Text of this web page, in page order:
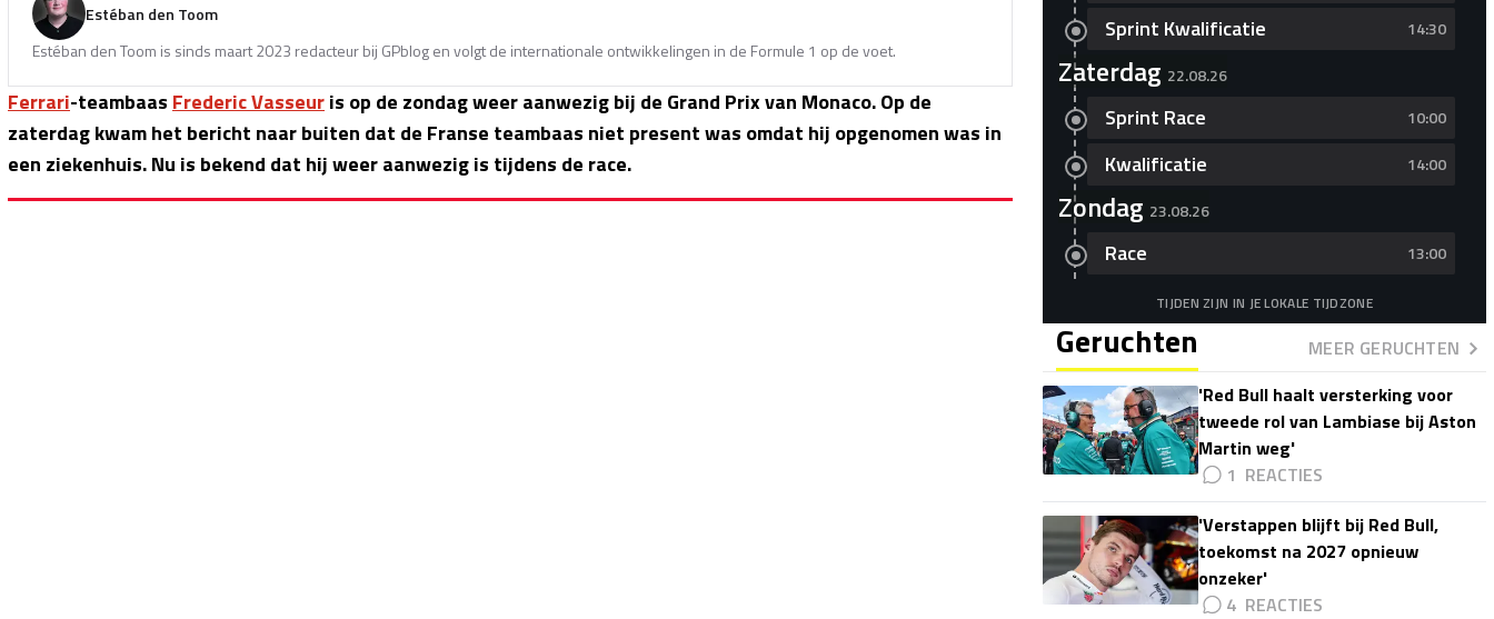
Estéban den Toom
Estéban den Toom is sinds maart 2023 redacteur bij GPblog en volgt de internationale ontwikkelingen in de Formule 1 op de voet.
Ferrari-teambaas Frederic Vasseuris op de zondag weer aanwezig bij de Grand Prix van Monaco. Op de
zaterdag kwam het bericht naar buiten dat de Franse teambaas niet present was omdat hij opgenomen was in
een ziekenhuis. Nu is bekend dat hij weer aanwezig is tijdens de race.
Sprint Kwalificatie 14:30
Zaterdag 22.08.26
Sprint Race 10:00
Kwalificatie 14:00
Zondag 23.08.26
Race 13:00
TIJDEN ZIJN IN JE LOKALE TIJDZONE
Geruchten
MEER GERUCHTEN
'Red Bull haalt versterking voor
tweede rol van Lambiase bij Aston
Martin weg'
1
'Verstappen blijft bij Red Bull,
toekomst na 2027 opnieuw
onzeker'
4